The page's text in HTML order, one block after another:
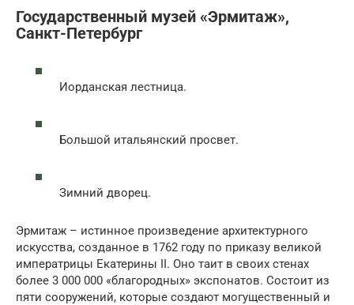
Государственный музей «Эрмитаж»,
Санкт-Петербург
Иорданская лестница.
Большой итальянский просвет.
Зимний дворец.
Эрмитаж – истинное произведение архитектурного
искусства, созданное в 1762 году по приказу великой
императрицы Екатерины II. Оно таит в своих стенах
более 3 000 000 «благородных» экспонатов. Состоит из
пяти сооружений, которые создают могущественный и